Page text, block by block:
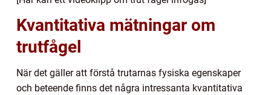
Kvantitativa mätningar om
trutfågel
När det gäller att förstå trutarnas fysiska egenskaper
och beteende finns det några intressanta kvantitativa